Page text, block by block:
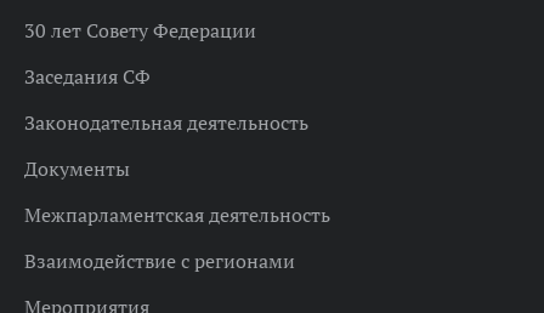
30 лет Совету Федерации
Заседания СФ
Законодательная деятельность
Документы
Межпарламентская деятельность
Взаимодействие с регионами
Мероприятия